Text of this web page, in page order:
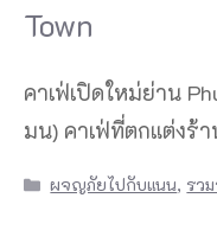
Town
คาเฟ่เปิดใหม่ย่าน
มน) คาเฟ่ที่ตกแต่งร้
Categories
ผจญภัยไปกับแนน, รว